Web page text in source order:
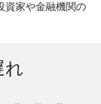
資家や金融機関の
れ